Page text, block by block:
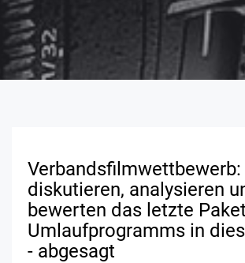
Verbandsfilmwettbewerb:
diskutieren, analysieren
bewerten das letzte
Umlaufprogramms in
- abgesagt